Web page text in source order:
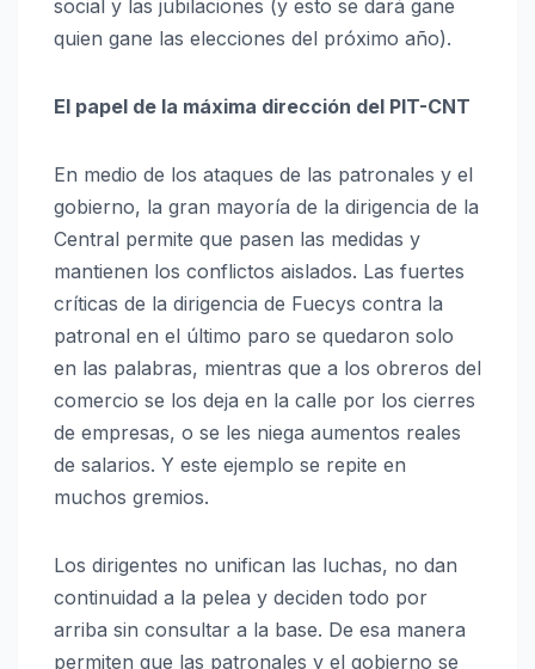
social y las jubilaciones (y esto se dará gane
quien gane las elecciones del próximo año).
El papel de la máxima dirección del PIT-CNT
En medio de los ataques de las patronales y el
gobierno, la gran mayoría de la dirigencia de la
Central permite que pasen las medidas y
mantienen los conflictos aislados. Las fuertes
críticas de la dirigencia de Fuecys contra la
patronal en el último paro se quedaron solo
en las palabras, mientras que a los obreros del
comercio se los deja en la calle por los cierres
de empresas, o se les niega aumentos reales
de salarios. Y este ejemplo se repite en
muchos gremios.
Los dirigentes no unifican las luchas, no dan
continuidad a la pelea y deciden todo por
arriba sin consultar a la base. De esa manera
permiten que las patronales y el gobierno se